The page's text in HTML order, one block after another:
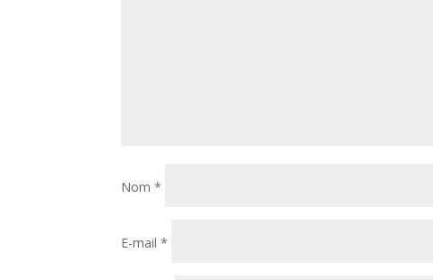
Nom*
E-mail*